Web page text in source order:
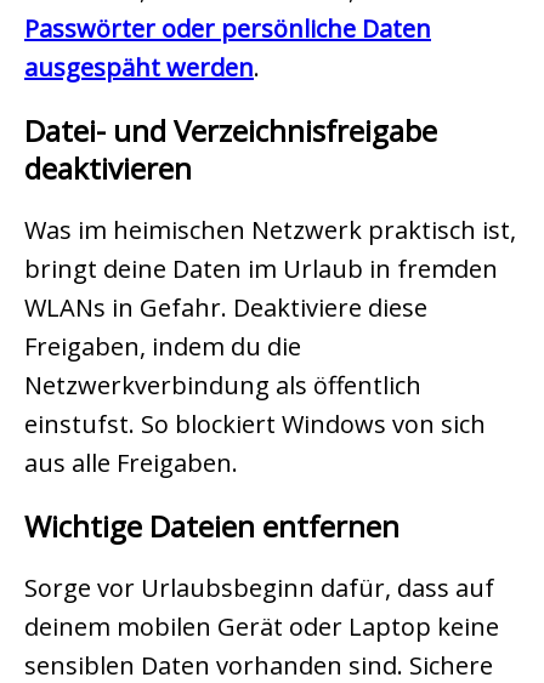
Passwörter oder persönliche Daten
ausgespäht werden.
Datei- und Verzeichnisfreigabe
deaktivieren
Was im heimischen Netzwerk praktisch ist,
bringt deine Daten im Urlaub in fremden
WLANs in Gefahr. Deaktiviere diese
Freigaben, indem du die
Netzwerkverbindung als öffentlich
einstufst. So blockiert Windows von sich
aus alle Freigaben.
Wichtige Dateien entfernen
Sorge vor Urlaubsbeginn dafür, dass auf
deinem mobilen Gerät oder Laptop keine
sensiblen Daten vorhanden sind. Sichere